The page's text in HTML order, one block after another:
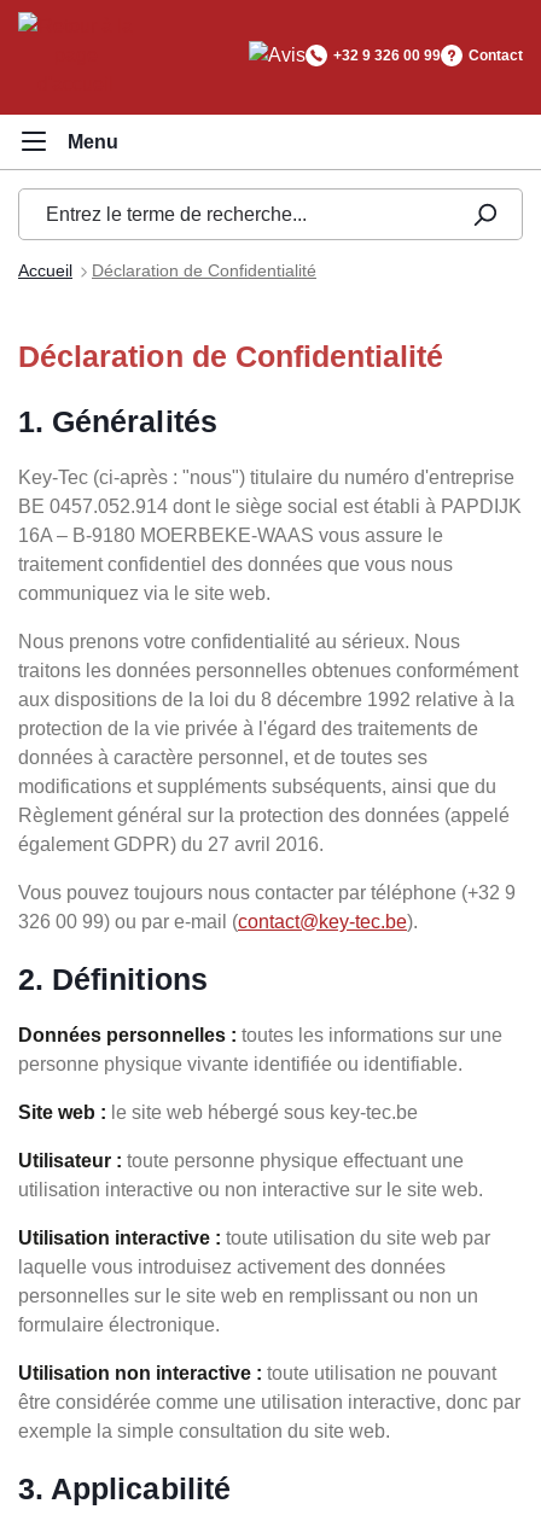
principal
+32 9 326 00 99 Contact
Accueil Déclaration de Confidentialité
Déclaration de Confidentialité
1. Généralités
Key-Tec (ci-après : "nous") titulaire du numéro d'entreprise
BE 0457.052.914 dont le siège social est établi à PAPDIJK
16A – B-9180 MOERBEKE-WAAS vous assure le
traitement confidentiel des données que vous nous
communiquez via le site web.
Nous prenons votre confidentialité au sérieux. Nous
traitons les données personnelles obtenues conformément
aux dispositions de la loi du 8 décembre 1992 relative à la
protection de la vie privée à l'égard des traitements de
données à caractère personnel, et de toutes ses
modifications et suppléments subséquents, ainsi que du
Règlement général sur la protection des données (appelé
également GDPR) du 27 avril 2016.
Vous pouvez toujours nous contacter par téléphone (+32 9
326 00 99) ou par e-mail (contact@key-tec.be).
2. Définitions
Données personnelles : toutes les informations sur une
personne physique vivante identifiée ou identifiable.
Site web : le site web hébergé sous key-tec.be
Utilisateur : toute personne physique effectuant une
utilisation interactive ou non interactive sur le site web.
Utilisation interactive : toute utilisation du site web par
laquelle vous introduisez activement des données
personnelles sur le site web en remplissant ou non un
formulaire électronique.
Utilisation non interactive : toute utilisation ne pouvant
être considérée comme une utilisation interactive, donc par
exemple la simple consultation du site web.
3. Applicabilité